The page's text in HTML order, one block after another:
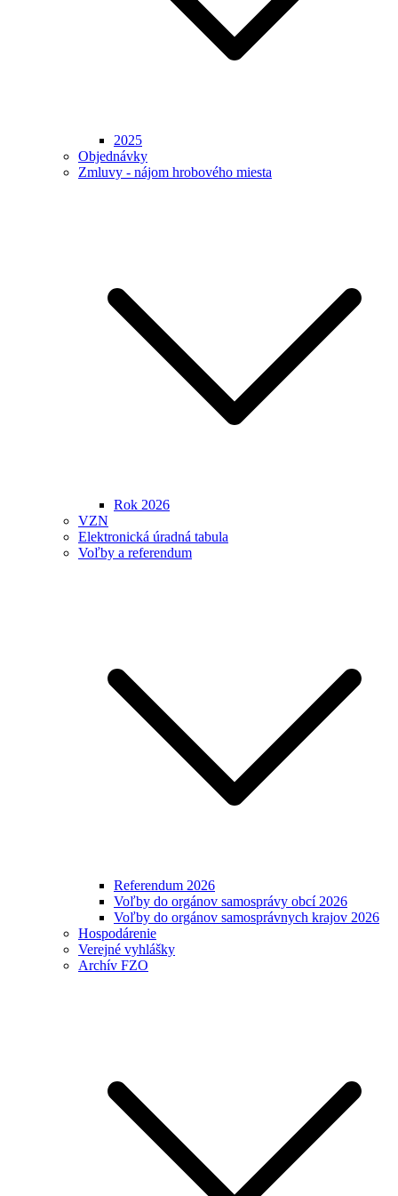
2025
Objednávky
Zmluvy - nájom hrobového miesta
Rok 2026
VZN
Elektronická úradná tabula
Voľby a referendum
Referendum 2026
Voľby do orgánov samosprávy obcí 2026
Voľby do orgánov samosprávnych krajov 2026
Hospodárenie
Verejné vyhlášky
Archív FZO